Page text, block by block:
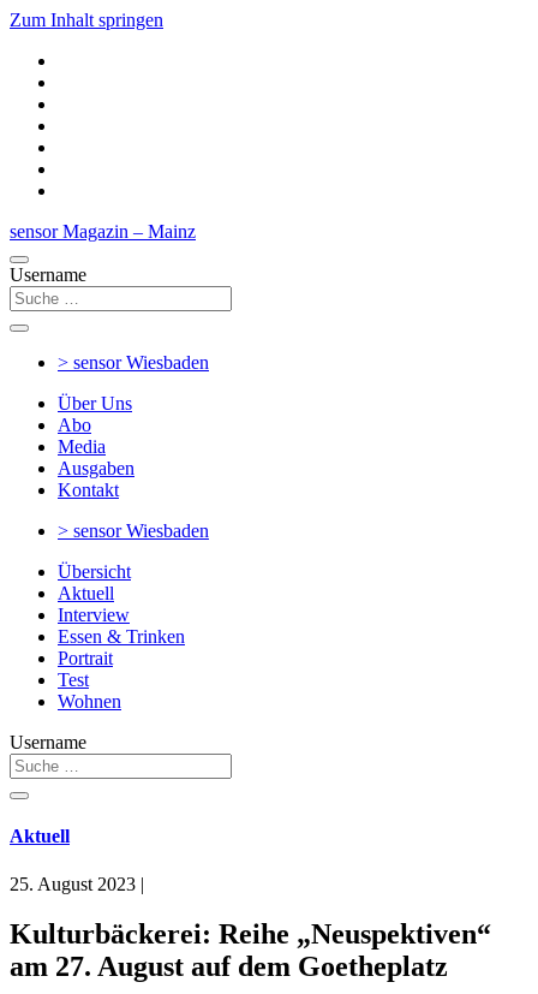
Zum Inhalt springen
sensor Magazin – Mainz
Username
> sensorWiesbaden
Über Uns
Abo
Media
Ausgaben
Kontakt
> sensorWiesbaden
Übersicht
Aktuell
Interview
Essen & Trinken
Portrait
Test
Wohnen
Username
Aktuell
25. August 2023 |
Kulturbäckerei: Reihe „Neuspektiven“
am 27. August auf dem Goetheplatz